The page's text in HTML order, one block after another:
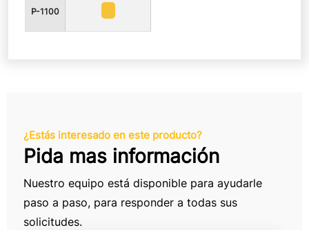
P-1100
¿Estás interesado en este producto?
Pida mas información
Nuestro equipo está disponible para ayudarle
paso a paso, para responder a todas sus
solicitudes.